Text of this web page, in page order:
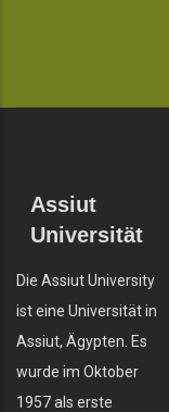
Assiut
Universität
Die Assiut University
ist eine Universität in
Assiut, Ägypten. Es
wurde im Oktober
1957 als erste